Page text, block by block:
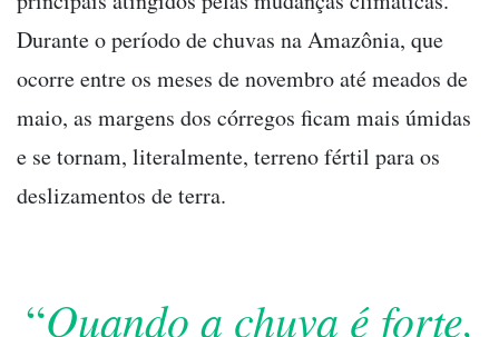
Durante o período de chuvas na Amazônia, que
ocorre entre os meses de novembro até meados de
maio, as margens dos córregos ficam mais úmidas
e se tornam, literalmente, terreno fértil para os
deslizamentos de terra.
“Quando a chuva é forte,